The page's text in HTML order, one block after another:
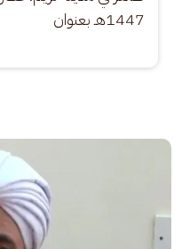
1447هـ بعنوان
الصورة